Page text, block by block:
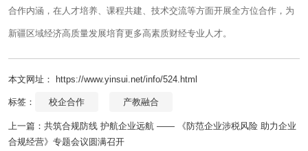
合作内涵，在人才培养、课程共建、技术交流等方面开展全方位合作，为
新疆区域经济高质量发展培育更多高素质财经专业人才。
本文网址： https://www.yinsui.net/info/524.html
标签： 校企合作 产教融合
上一篇： 共筑合规防线 护航企业远航 —— 《防范企业涉税风险 助力企业
合规经营》专题会议圆满召开